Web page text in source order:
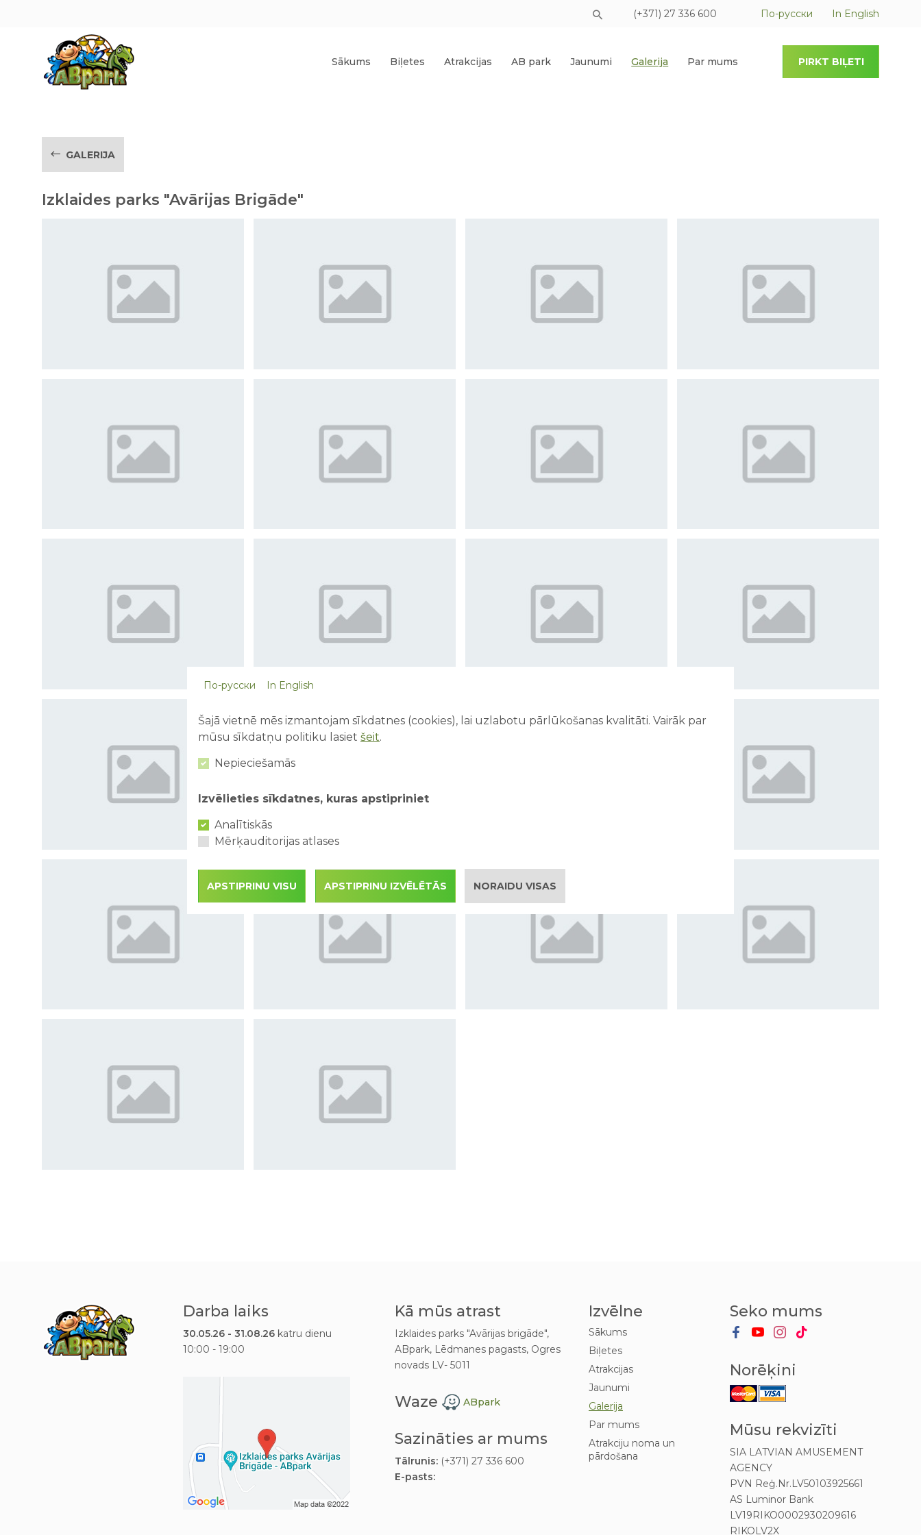
(+371) 27 336 600 По-русски In English
Sākums Biļetes Atrakcijas AB park Jaunumi Galerija Par mums PIRKT BIĻETI
GALERIJA
Izklaides parks "Avārijas Brigāde"
Darba laiks
30.05.26 - 31.08.26 katru dienu
10:00 - 19:00
Kā mūs atrast
Izklaides parks "Avārijas brigāde",
ABpark, Lēdmanes pagasts, Ogres
novads LV- 5011
Waze ABpark
Sazināties ar mums
Tālrunis:(+371) 27 336 600
E-pasts:
Izvēlne
Sākums
Biļetes
Atrakcijas
Jaunumi
Galerija
Par mums
Atrakciju noma un
pārdošana
Seko mums
Norēķini
Mūsu rekvizīti
SIA LATVIAN AMUSEMENT
AGENCY
PVN Reģ.Nr.LV50103925661
AS Luminor Bank
LV19RIKO0002930209616
RIKOLV2X
По-русски In English
Šajā vietnē mēs izmantojam sīkdatnes (cookies), lai uzlabotu pārlūkošanas kvalitāti. Vairāk par
mūsu sīkdatņu politiku lasiet šeit.
Nepieciešamās
Izvēlieties sīkdatnes, kuras apstipriniet
Analītiskās
Mērķauditorijas atlases
APSTIPRINU VISU APSTIPRINU IZVĒLĒTĀS NORAIDU VISAS